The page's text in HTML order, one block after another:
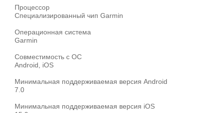
Процессор
Специализированный чип Garmin
Операционная система
Garmin
Совместимость с ОС
Android, iOS
Минимальная поддерживаемая версия Android
7.0
Минимальная поддерживаемая версия iOS